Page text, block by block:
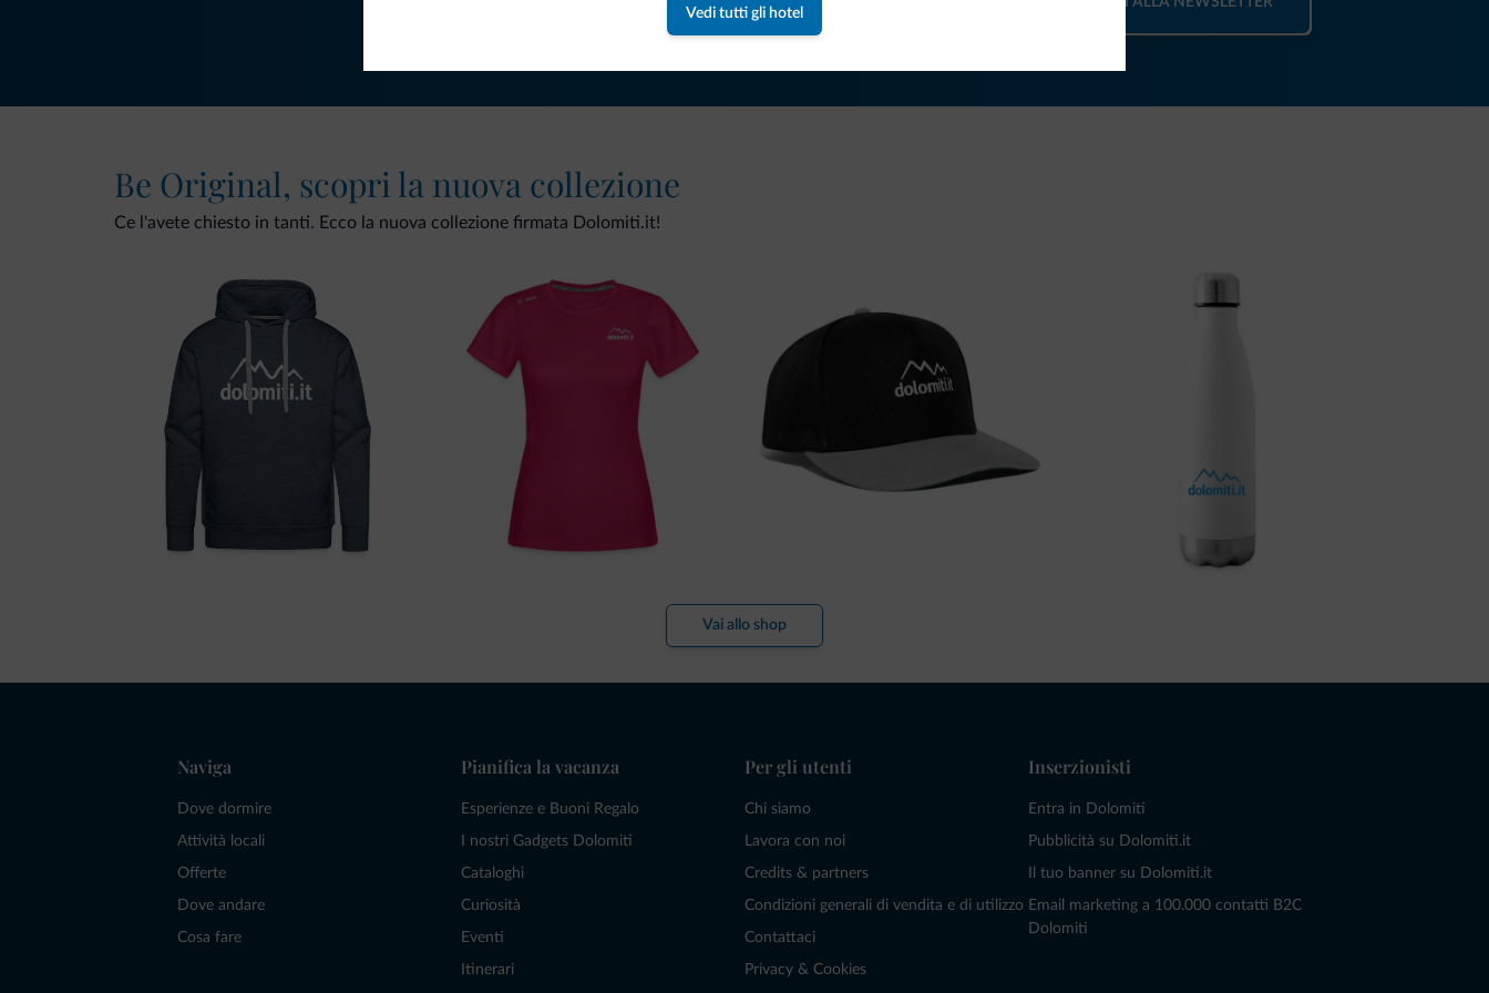
Vedi tutti gli hotel
Be Original, scopri la nuova collezione
Ce l'avete chiesto in tanti. Ecco la nuova collezione firmata Dolomiti.it!
Vai allo shop
Naviga
Dove dormire
Attività locali
Offerte
Dove andare
Cosa fare
Pianifica la vacanza
Esperienze e Buoni Regalo
I nostri Gadgets Dolomiti
Cataloghi
Curiosità
Eventi
Itinerari
Per gli utenti
Chi siamo
Lavora con noi
Credits & partners
Condizioni generali di vendita e di utilizzo
Contattaci
Privacy & Cookies
Inserzionisti
Entra in Dolomiti
Pubblicità su Dolomiti.it
Il tuo banner su Dolomiti.it
Email marketing a 100.000 contatti B2C
Dolomiti